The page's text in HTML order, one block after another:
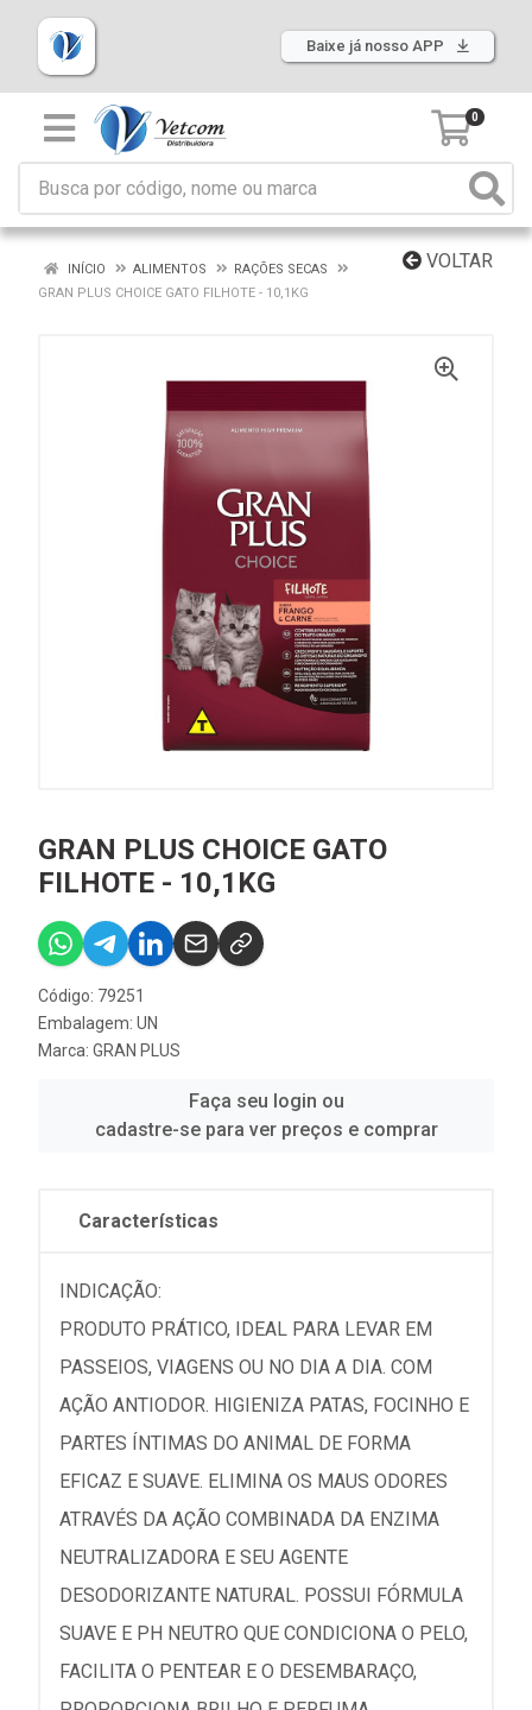
Baixe já nosso APP
0
VOLTAR
INÍCIO ALIMENTOS
RAÇÕES SECAS
GRAN PLUS CHOICE GATO FILHOTE - 10,1KG
GRAN PLUS CHOICE GATO
FILHOTE - 10,1KG
Código: 79251
Embalagem: UN
Marca: GRAN PLUS
Faça seu login ou
cadastre-se para ver preços e comprar
Características
INDICAÇÃO:
PRODUTO PRÁTICO, IDEAL PARA LEVAR EM
PASSEIOS, VIAGENS OU NO DIA A DIA. COM
AÇÃO ANTIODOR. HIGIENIZA PATAS, FOCINHO E
PARTES ÍNTIMAS DO ANIMAL DE FORMA
EFICAZ E SUAVE. ELIMINA OS MAUS ODORES
ATRAVÉS DA AÇÃO COMBINADA DA ENZIMA
NEUTRALIZADORA E SEU AGENTE
DESODORIZANTE NATURAL. POSSUI FÓRMULA
SUAVE E PH NEUTRO QUE CONDICIONA O PELO,
FACILITA O PENTEAR E O DESEMBARAÇO,